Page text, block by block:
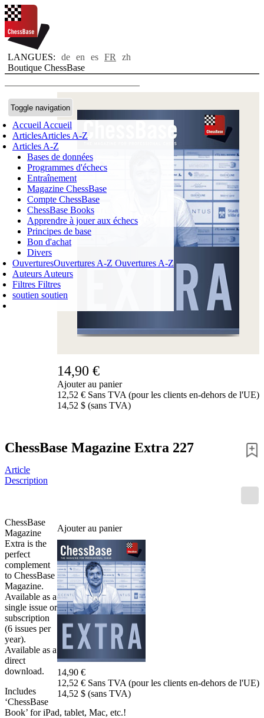
LANGUES: de en es FR
zh
Boutique ChessBase
Toggle navigation
Accueil Accueil
ArticlesArticles A-Z
Articles A-Z
Bases de données
Programmes d'échecs
Entraînement
Magazine ChessBase
Compte ChessBase
ChessBase Books
Apprendre à jouer aux échecs
Principes de base
Bon d'achat
Divers
OuverturesOuvertures A-Z Ouvertures A-Z
Auteurs Auteurs
Filtres Filtres
soutien soutien
0ARTICLE
14,90 €
Ajouter au panier
12,52 € Sans TVA (pour les clients en-dehors de l'UE)
14,52 $ (sans TVA)
ChessBase Magazine Extra 227
Article
Description
Ajouter au panier
14,90 €
12,52 € Sans TVA (pour les clients en-dehors de l'UE)
14,52 $ (sans TVA)
ChessBase
Magazine
Extra is the
perfect
complement
to ChessBase
Magazine.
Available as a
single issue or
subscription
(6 issues per
year).
Available as a
direct
download.
Includes
‘ChessBase
Book’ for iPad, tablet, Mac, etc.!